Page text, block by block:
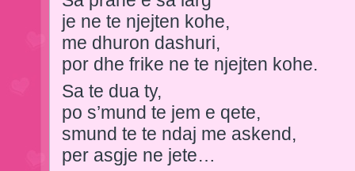
je ne te njejten kohe,
me dhuron dashuri,
por dhe frike ne te njejten kohe.
Sa te dua ty,
po s’mund te jem e qete,
smund te te ndaj me askend,
per asgje ne jete…